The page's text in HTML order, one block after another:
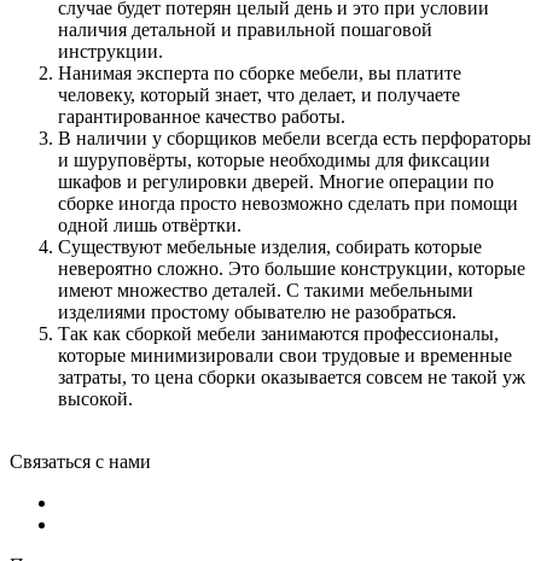
случае будет потерян целый день и это при условии
наличия детальной и правильной пошаговой
инструкции.
Нанимая эксперта по сборке мебели, вы платите
человеку, который знает, что делает, и получаете
гарантированное качество работы.
В наличии у сборщиков мебели всегда есть перфораторы
и шуруповёрты, которые необходимы для фиксации
шкафов и регулировки дверей. Многие операции по
сборке иногда просто невозможно сделать при помощи
одной лишь отвёртки.
Существуют мебельные изделия, собирать которые
невероятно сложно. Это большие конструкции, которые
имеют множество деталей. С такими мебельными
изделиями простому обывателю не разобраться.
Так как сборкой мебели занимаются профессионалы,
которые минимизировали свои трудовые и временные
затраты, то цена сборки оказывается совсем не такой уж
высокой.
Связаться с нами